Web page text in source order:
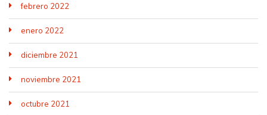
febrero 2022
enero 2022
diciembre 2021
noviembre 2021
octubre 2021